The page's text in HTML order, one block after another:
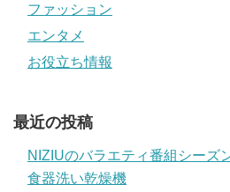
ファッション
エンタメ
お役立ち情報
最近の投稿
NIZIUのバラエティ番組シーズ
食器洗い乾燥機